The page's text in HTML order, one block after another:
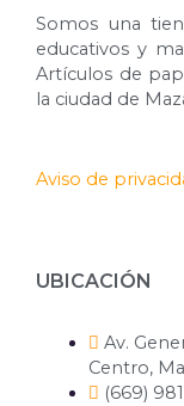
Somos una
educativos y
Artículos de
la ciudad de
Aviso de
UBICACIÓN
Av.
Centro,
(669)